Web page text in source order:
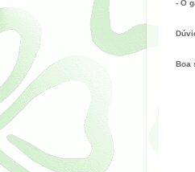
- O
Boa